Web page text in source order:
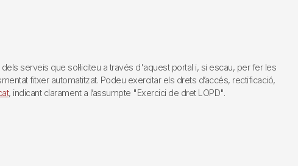
serveis que sol·liciteu a través d'aquest portal i, si escau, per fer les
fitxer automatitzat. Podeu exercitar els drets d’accés, rectificació,
, indicant clarament a l’assumpte "Exercici de dret LOPD".